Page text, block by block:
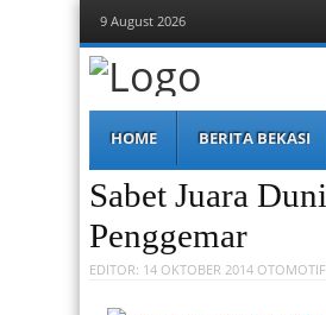
9 August 2026
Berita Bekasi
Mudah Melihat Bekasi
Menu
content
HOME BERITA BEKASI
Sabet Juara
Penggemar
EDITOR: 14 OKTOBER 2014 OTOMOTIF